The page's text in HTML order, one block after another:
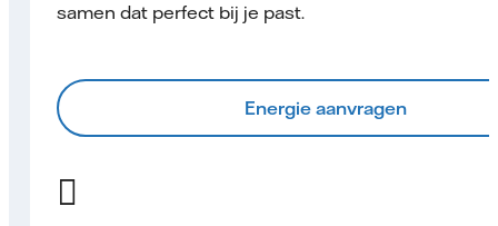
samen dat perfect bij je past.
Energie aanvragen